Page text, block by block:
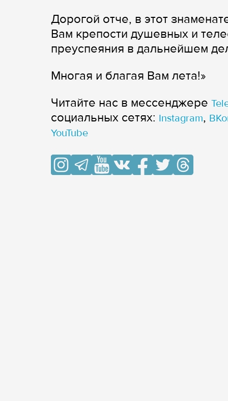
Дорогой отче, в этот
Вам крепости душевных и
преуспеяния в дальнейшем
Многая и благая Вам лета!»
Читайте нас в мессенджере
cоциальных сетях: Instagram,
YouTube